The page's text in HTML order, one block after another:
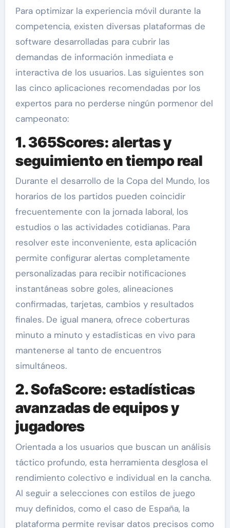
Para optimizar la experiencia móvil durante la
competencia, existen diversas plataformas de
software desarrolladas para cubrir las
demandas de información inmediata e
interactiva de los usuarios. Las siguientes son
las cinco aplicaciones recomendadas por los
expertos para no perderse ningún pormenor del
campeonato:
1. 365Scores: alertas y
seguimiento en tiempo real
Durante el desarrollo de la Copa del Mundo, los
horarios de los partidos pueden coincidir
frecuentemente con la jornada laboral, los
estudios o las actividades cotidianas. Para
resolver este inconveniente, esta aplicación
permite configurar alertas completamente
personalizadas para recibir notificaciones
instantáneas sobre goles, alineaciones
confirmadas, tarjetas, cambios y resultados
finales. De igual manera, ofrece coberturas
minuto a minuto y estadísticas en vivo para
mantenerse al tanto de encuentros
simultáneos.
2. SofaScore: estadísticas
avanzadas de equipos y
jugadores
Orientada a los usuarios que buscan un análisis
táctico profundo, esta herramienta desglosa el
rendimiento colectivo e individual en la cancha.
Al seguir a selecciones con estilos de juego
muy definidos, como el caso de España, la
plataforma permite revisar datos precisos como